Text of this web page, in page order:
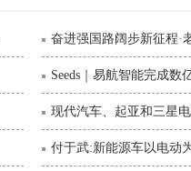
奋进强国路阔步新征程·
Seeds｜易航智能完成数
现代汽车、起亚和三星
付于武:新能源车以电动